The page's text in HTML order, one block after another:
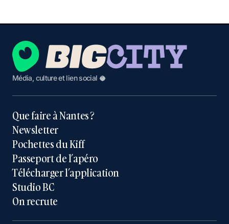
Média, culture et lien social 🥥
Que faire à Nantes ?
Newsletter
Pochettes du Kiff
Passeport de l’apéro
Télécharger l’application
Studio BC
On recrute